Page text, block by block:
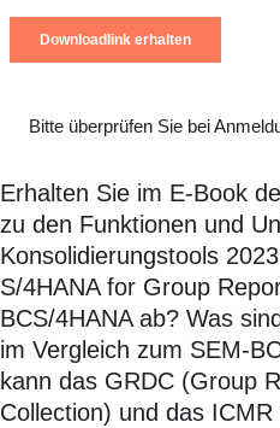
Bitte überprüfen Sie bei
Erhalten Sie im E-Book
zu den Funktionen und
Konsolidierungstools
S/4HANA for Group
BCS/4HANA ab? Was
im Vergleich zum SEM-
kann das GRDC (Group
Collection) und das